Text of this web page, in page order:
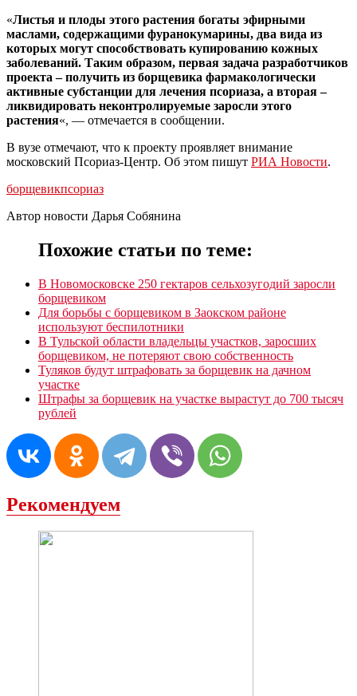
«Листья и плоды этого растения богаты эфирными
маслами, содержащими фуранокумарины, два вида из
которых могут способствовать купированию кожных
заболеваний. Таким образом, первая задача разработчиков
проекта – получить из борщевика фармакологически
активные субстанции для лечения псориаза, а вторая –
ликвидировать неконтролируемые заросли этого
растения«, — отмечается в сообщении.
В вузе отмечают, что к проекту проявляет внимание
московский Псориаз-Центр. Об этом пишут РИА Новости.
борщевикпсориаз
Автор новости Дарья Собянина
Похожие статьи по теме:
В Новомосковске 250 гектаров сельхозугодий заросли
борщевиком
Для борьбы с борщевиком в Заокском районе
используют беспилотники
В Тульской области владельцы участков, заросших
борщевиком, не потеряют свою собственность
Туляков будут штрафовать за борщевик на дачном
участке
Штрафы за борщевик на участке вырастут до 700 тысяч
рублей
Рекомендуем